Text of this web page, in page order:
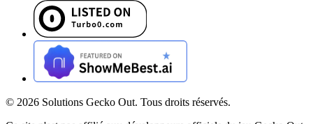
© 2026 Solutions Gecko Out. Tous droits réservés.